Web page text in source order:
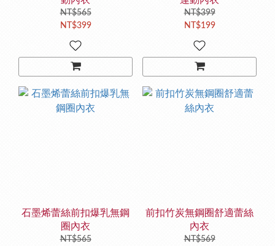
NT$565
NT$399
NT$399
NT$199
石墨烯蕾絲前扣爆乳無鋼
圈內衣
NT$565
前扣竹炭無鋼圈舒適蕾絲
內衣
NT$569